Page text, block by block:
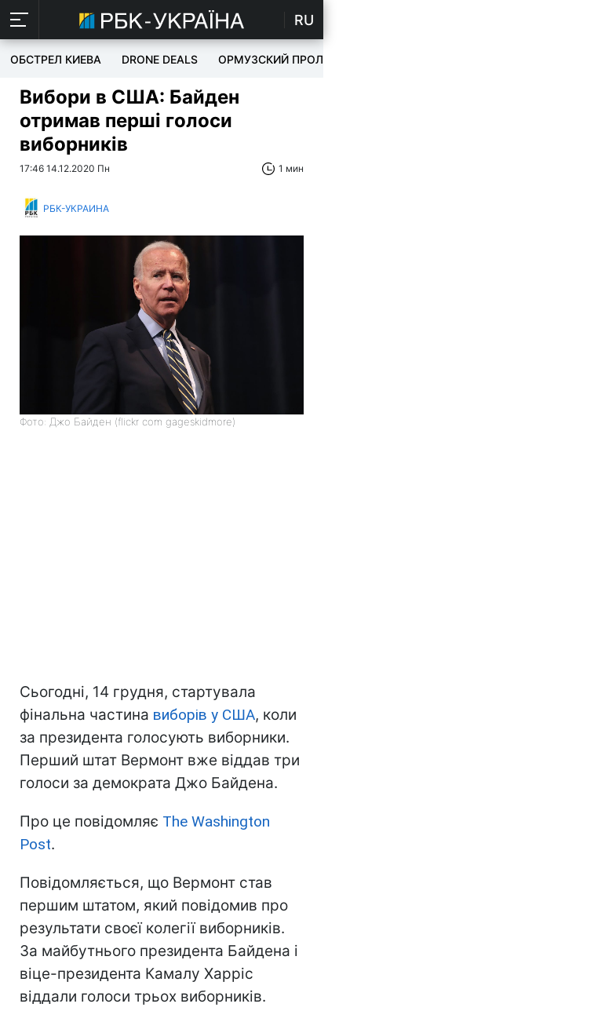
RU
ОБСТРЕЛ КИЕВА DRONE DEALS ОРМУЗСКИЙ ПРОЛИВ
Вибори в США: Байден
отримав перші голоси
виборників
17:46 14.12.2020 Пн 1 мин
РБК-УКРАИНА
Фото: Джо Байден (flickr com gageskidmore)
Сьогодні, 14 грудня, стартувала
фінальна частина виборів у США, коли
за президента голосують виборники.
Перший штат Вермонт вже віддав три
голоси за демократа Джо Байдена.
Про це повідомляє The Washington
Post.
Повідомляється, що Вермонт став
першим штатом, який повідомив про
результати своєї колегії виборників.
За майбутнього президента Байдена і
віце-президента Камалу Харріс
віддали голоси трьох виборників.